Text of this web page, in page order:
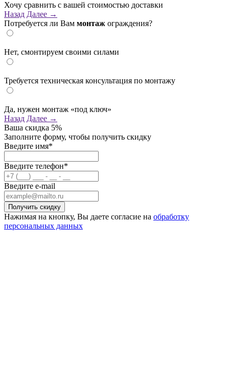
Хочу сравнить с вашей стоимостью доставки
Назад Далее →
Потребуется ли Вам монтаж ограждения?
Нет, смонтируем своими силами
Требуется техническая консультация по монтажу
Да, нужен монтаж «под ключ»
Назад Далее →
Ваша скидка 5%
Заполните форму, чтобы получить скидку
Введите имя*
Введите телефон*
Введите e-mail
Нажимая на кнопку, Вы даете согласие на обработку
персональных данных